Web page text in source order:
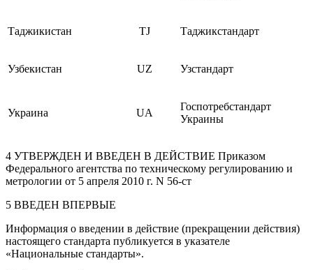
Таджикистан TJ Таджикстандарт
Узбекистан UZ Узстандарт
Украина UA
Госпотребстандарт
Украины
4 УТВЕРЖДЕН И ВВЕДЕН В ДЕЙСТВИЕ Приказом
Федерального агентства по техническому регулированию и
метрологии от 5 апреля 2010 г. N 56-ст
5 ВВЕДЕН ВПЕРВЫЕ
Информация о введении в действие (прекращении действия)
настоящего стандарта публикуется в указателе
«Национальные стандарты».